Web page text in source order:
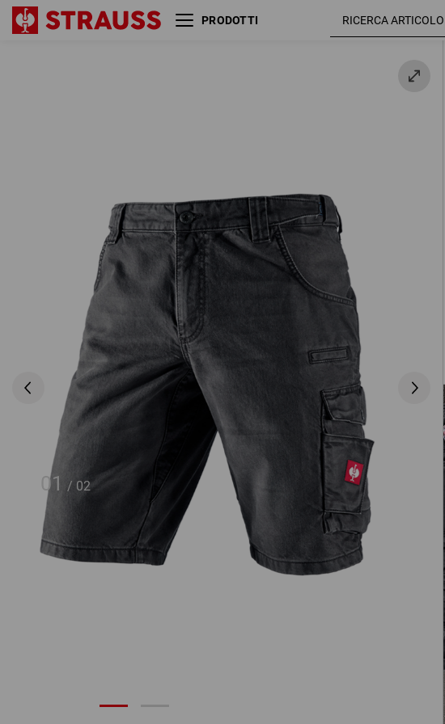
PRODOTTI
01 / 02
grafite 44